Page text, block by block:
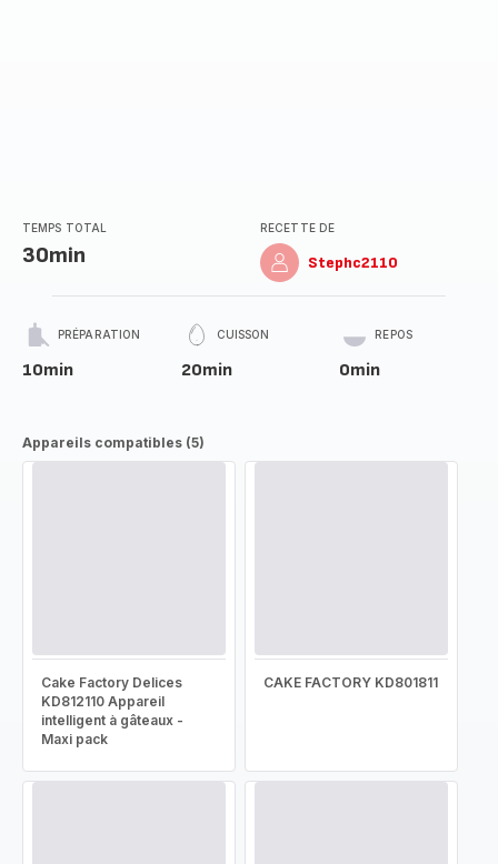
TEMPS TOTAL
30min
RECETTE DE
Stephc2110
PRÉPARATION
10min
CUISSON
20min
REPOS
0min
Appareils compatibles (5)
Cake Factory Delices
KD812110 Appareil
intelligent à gâteaux -
Maxi pack
CAKE FACTORY KD801811